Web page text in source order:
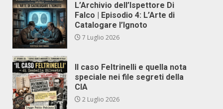
L’Archivio dell’Ispettore Di
Falco | Episodio 4: L’Arte di
Catalogare l’Ignoto
7 Luglio 2026
Il caso Feltrinelli e quella nota
speciale nei file segreti della
CIA
2 Luglio 2026